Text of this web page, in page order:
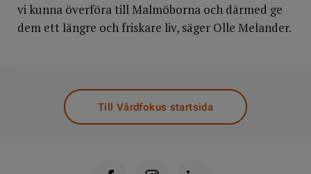
vi kunna överföra till Malmöborna och därmed ge
dem ett längre och friskare liv, säger Olle Melander.
Till Vårdfokus startsida